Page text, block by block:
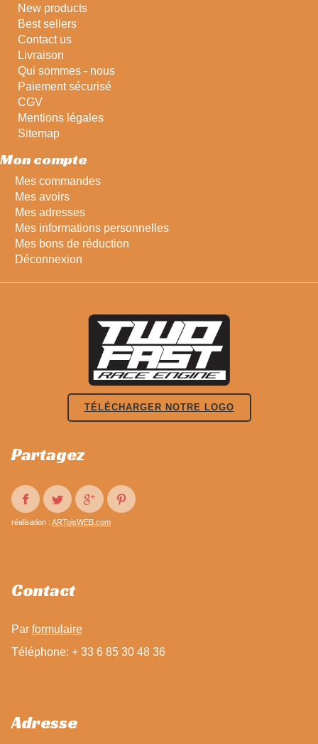
New products
Best sellers
Contact us
Livraison
Qui sommes - nous
Paiement sécurisé
CGV
Mentions légales
Sitemap
Mon compte
Mes commandes
Mes avoirs
Mes adresses
Mes informations personnelles
Mes bons de réduction
Déconnexion
TÉLÉCHARGER NOTRE LOGO
Partagez
réalisation : ARToisWEB.com
Contact
Par formulaire
Téléphone: + 33 6 85 30 48 36
Adresse